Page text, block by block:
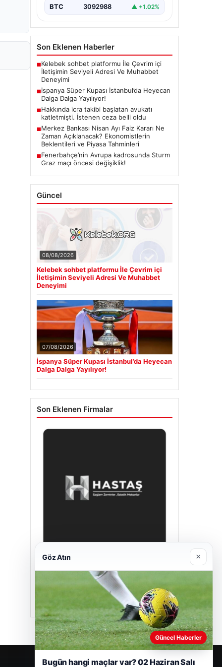
BTC 3092988 ▲ +1.02%
Son Eklenen Haberler
■Kelebek sohbet platformu İle Çevrim içi
İletişimin Seviyeli Adresi Ve Muhabbet
Deneyimi
■İspanya Süper Kupası İstanbul’da Heyecan
Dalga Dalga Yayılıyor!
■Hakkında icra takibi başlatan avukatı
katletmişti. İstenen ceza belli oldu
■Merkez Bankası Nisan Ayı Faiz Kararı Ne
Zaman Açıklanacak? Ekonomistlerin
Beklentileri ve Piyasa Tahminleri
■Fenerbahçe’nin Avrupa kadrosunda Sturm
Graz maçı öncesi değişiklik!
Güncel
08/08/2026
Kelebek sohbet platformu İle Çevrim içi
İletişimin Seviyeli Adresi Ve Muhabbet
Deneyimi
07/08/2026
İspanya Süper Kupası İstanbul’da Heyecan
Dalga Dalga Yayılıyor!
Son Eklenen Firmalar
Hastaş Beton
Göz Atın ×
Güncel Haberler
Bugün hangi maçlar var? 02 Haziran Salı